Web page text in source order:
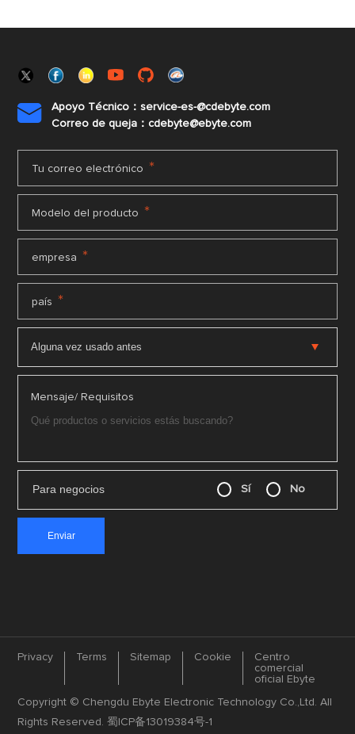

Apoyo Técnico：service-es-@cdebyte.com
Correo de queja：cdebyte@ebyte.com
Tu correo electrónico *
Modelo del producto *
empresa *
país *
Mensaje/ Requisitos
Para negocios Sí No
Privacy Terms Sitemap Cookie
Centro
comercial
oficial Ebyte
Copyright © Chengdu Ebyte Electronic Technology Co.,Ltd. All
Rights Reserved.蜀ICP备13019384号-1